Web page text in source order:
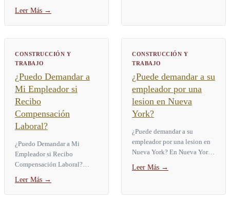
responsabilidad en un
accidente de construcción le
permite a un...
Leer Más →
CONSTRUCCIÓN Y
TRABAJO
¿Puedo Demandar a
Mi Empleador si
Recibo
Compensación
Laboral?
¿Puedo Demandar a Mi
Empleador si Recibo
Compensación Laboral?
lesionados se preguntan:
¿puedo demandar a mi
Leer Más →
CONSTRUCCIÓN Y
TRABAJO
¿Puede demandar a su
empleador por una
lesion en Nueva
York?
¿Puede demandar a su
empleador por una lesion en
Nueva York? En Nueva York,
demandar a su empleador por
Leer Más →